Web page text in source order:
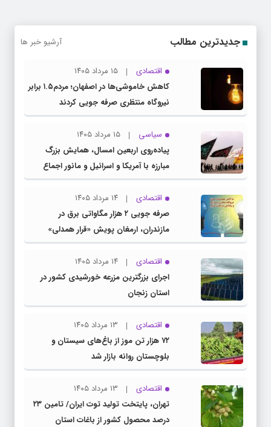
جدیدترین مطالب آرشیو خبر ها
اقتصادی
۱۵ مرداد ۱۴۰۵
کاهش خاموشی‌ها در اصفهان؛ مردم۱.۵ برابر
نیروگاه منتظری صرفه جویی کردند
سیاسی
۱۵ مرداد ۱۴۰۵
پیاده‌روی اربعین امسال، همایش بزرگ
مبارزه با آمریکا و اسرائیل و مانور اجماع
جبهه مقاومت و ملت‌های آزادی‌خواه در برابر
استکبار بود
اقتصادی
۱۴ مرداد ۱۴۰۵
صرفه جویی ۲ هزار مگاواتی برق در
مازندران، ارمغان پویش «قرار همدلی»
اقتصادی
۱۴ مرداد ۱۴۰۵
اجرای بزرگترین مزرعه خورشیدی کشور در
استان زنجان
اقتصادی
۱۳ مرداد ۱۴۰۵
۷۲ هزار تن موز از باغ‌های سیستان و
بلوچستان روانه بازار شد
اقتصادی
۱۳ مرداد ۱۴۰۵
تهران، پایتخت تولید توت ایران/ تامین ۲۳
درصد محصول کشور از باغات استان